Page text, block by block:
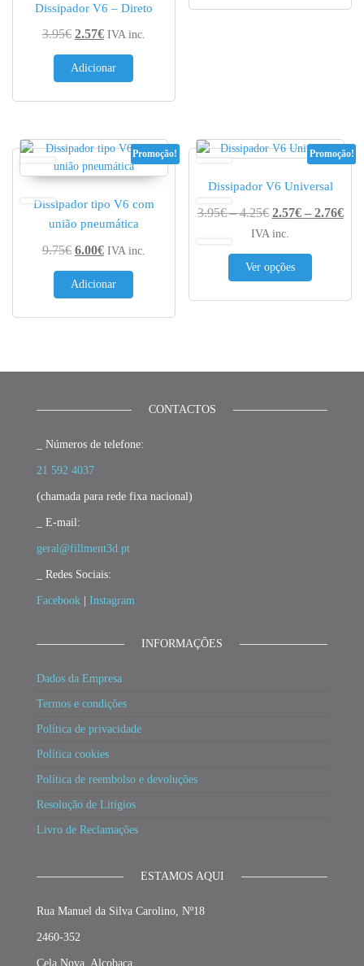
Dissipador V6 – Direto
3.95€ O preço original era: 3.95€.
2.57€O preço atual é: 2.57€.
IVA inc.
Adicionar
Promoção!
Dissipador tipo V6 com
união pneumática
9.75€ O preço original era: 9.75€.
6.00€O preço atual é: 6.00€.
IVA inc.
Adicionar
Promoção!
Dissipador V6 Universal
3.95€ – 4.25€Price range:
2.57€ – 2.76€
IVA inc.
Ver opções
This
CONTACTOS
_ Números de telefone:
21 592 4037
(chamada para rede fixa nacional)
_ E-mail:
geral@fillment3d.pt
_ Redes Sociais:
Facebook Instagram
INFORMAÇÕES
Dados da Empresa
Termos e condições
Política de privacidade
Política cookies
Política de reembolso e devoluções
Resolução de Litígios
Livro de Reclamações
ESTAMOS AQUI
Rua Manuel da Silva Carolino, Nº18
2460-352
Cela Nova, Alcobaça